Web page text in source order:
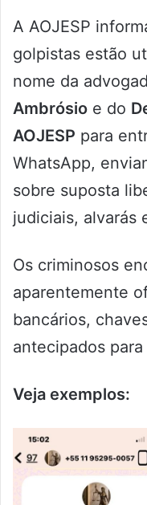
A AOJESP
golpistas estão
nome da
Ambrósio e do
AOJESP para
WhatsApp,
sobre suposta
judiciais, alvarás
Os criminosos
aparentemente
bancários,
antecipados para
Veja exemplos: